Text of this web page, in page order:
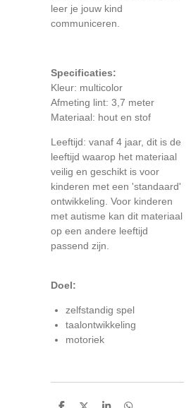
leer je jouw kind
communiceren.
Specificaties:
Kleur: multicolor
Afmeting lint: 3,7 meter
Materiaal: hout en stof
Leeftijd: vanaf 4 jaar, dit is de
leeftijd waarop het materiaal
veilig en geschikt is voor
kinderen met een 'standaard'
ontwikkeling. Voor kinderen
met autisme kan dit materiaal
op een andere leeftijd
passend zijn.
Doel:
zelfstandig spel
taalontwikkeling
motoriek